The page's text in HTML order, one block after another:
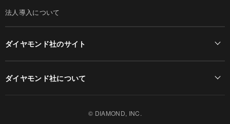
法人導入について
ダイヤモンド社のサイト
ダイヤモンド社について
© DIAMOND, INC.